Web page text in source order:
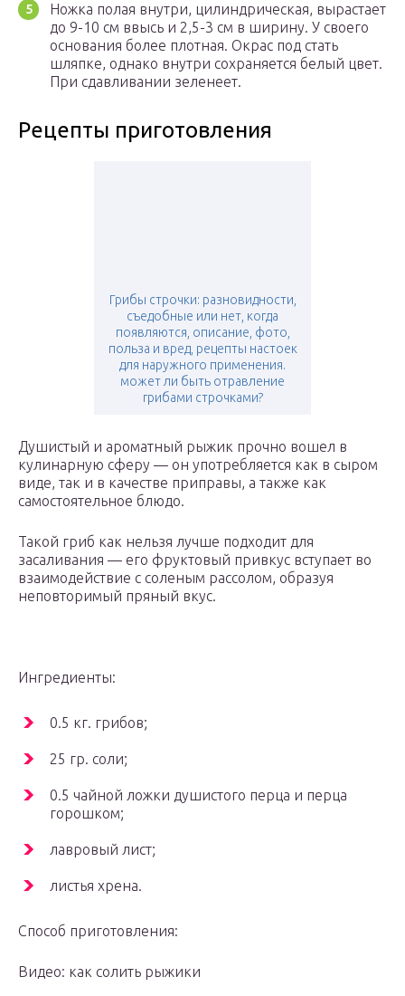
Ножка полая внутри, цилиндрическая, вырастает
до 9-10 см ввысь и 2,5-3 см в ширину. У своего
основания более плотная. Окрас под стать
шляпке, однако внутри сохраняется белый цвет.
При сдавливании зеленеет.
Рецепты приготовления
Грибы строчки: разновидности,
съедобные или нет, когда
появляются, описание, фото,
польза и вред, рецепты настоек
для наружного применения.
может ли быть отравление
грибами строчками?
Душистый и ароматный рыжик прочно вошел в
кулинарную сферу — он употребляется как в сыром
виде, так и в качестве приправы, а также как
самостоятельное блюдо.
Такой гриб как нельзя лучше подходит для
засаливания — его фруктовый привкус вступает во
взаимодействие с соленым рассолом, образуя
неповторимый пряный вкус.
Ингредиенты:
0.5 кг. грибов;
25 гр. соли;
0.5 чайной ложки душистого перца и перца
горошком;
лавровый лист;
листья хрена.
Способ приготовления:
Видео: как солить рыжики